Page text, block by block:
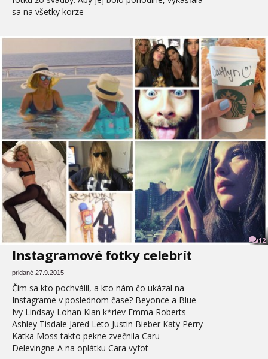
sa na všetky korze
12
Instagramové fotky celebrít
pridané 27.9.2015
Čím sa kto pochválil, a kto nám čo ukázal na
Instagrame v poslednom čase? Beyonce a Blue
Ivy Lindsay Lohan Klan k*riev Emma Roberts
Ashley Tisdale Jared Leto Justin Bieber Katy Perry
Katka Moss takto pekne zvečnila Caru
Delevingne A na oplátku Cara vyfot